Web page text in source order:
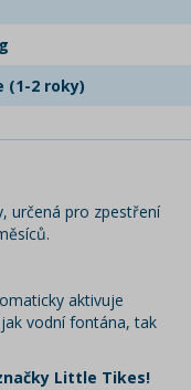
(1-2 roky)
určená pro zpestření
aktivuje
vodní fontána, tak
Little Tikes!